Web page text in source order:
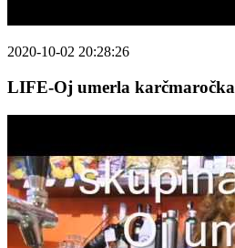
2020-10-02 20:28:26
LIFE-Oj umerla karčmaročka